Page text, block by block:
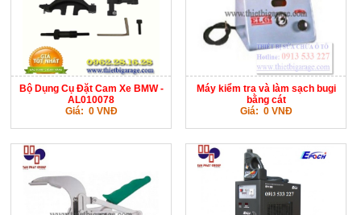
Bộ Dụng Cụ Đặt Cam Xe BMW -
AL010078
Giá: 0 VNĐ
Máy kiểm tra và làm sạch bugi
bằng cát
Giá: 0 VNĐ